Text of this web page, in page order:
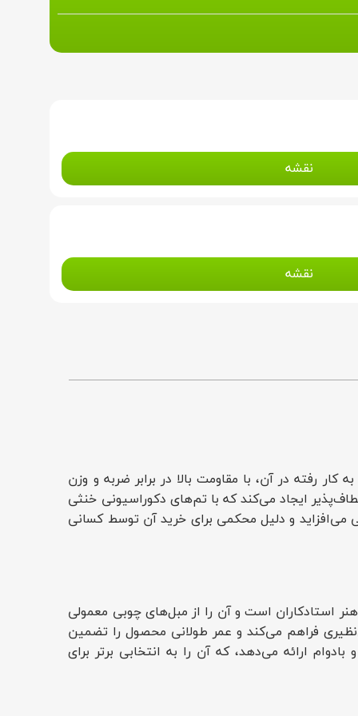
نقشه
نقشه
رفته در آن، با مقاومت بالا در برابر ضربه و وزن
ایجاد می‌کند که با تم‌های دکوراسیونی خنثی
می‌افزاید و دلیل محکمی برای خرید آن توسط کسانی
استادکاران است و آن را از مبل‌های چوبی معمولی
است، راحتی بی‌نظیری فراهم می‌کند و عمر طولانی محصول را تضمین
ارائه می‌دهد، که آن را به انتخابی برتر برای